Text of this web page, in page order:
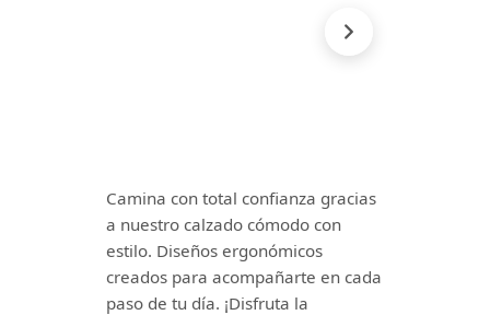
Camina con total confianza gracias
a nuestro calzado cómodo con
estilo. Diseños ergonómicos
creados para acompañarte en cada
paso de tu día. ¡Disfruta la